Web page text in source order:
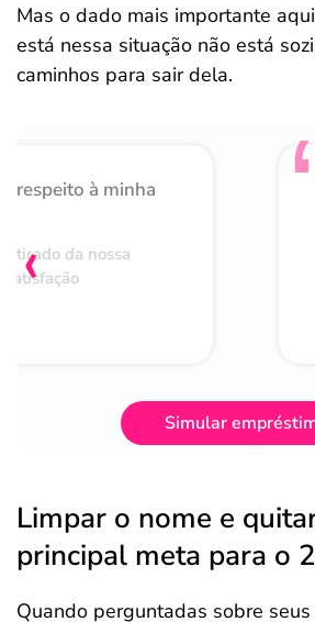
Mas o dado mais importante
está nessa situação não está
caminhos para sair dela.
respeito à minha
da nossa
‹
Simular
Limpar o nome e
principal meta para o
Quando perguntadas sobre